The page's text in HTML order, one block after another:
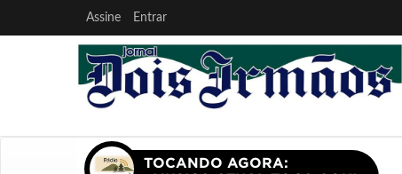
Assine Entrar